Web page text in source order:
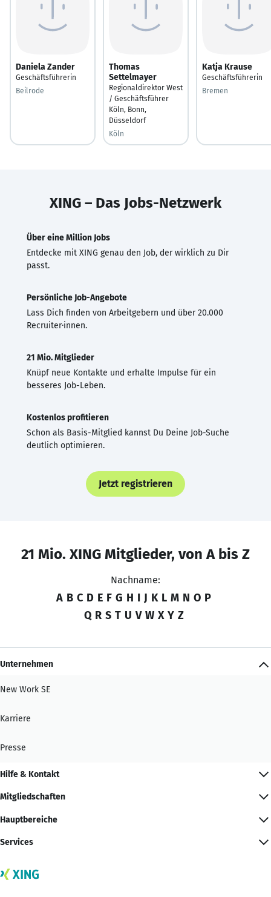
Daniela Zander
Geschäftsführerin
Beilrode
Thomas
Settelmayer
Regionaldirektor West
/ Geschäftsführer
Köln, Bonn,
Düsseldorf
Köln
Katja Krause
Geschäftsführerin
Bremen
XING – Das Jobs-Netzwerk
Über eine Million Jobs
Entdecke mit XING genau den Job, der wirklich zu Dir
passt.
Persönliche Job-Angebote
Lass Dich finden von Arbeitgebern und über 20.000
Recruiter·innen.
21 Mio. Mitglieder
Knüpf neue Kontakte und erhalte Impulse für ein
besseres Job-Leben.
Kostenlos profitieren
Schon als Basis-Mitglied kannst Du Deine Job-Suche
deutlich optimieren.
Jetzt registrieren
21 Mio. XING Mitglieder, von A bis Z
Nachname:
A B C D E F G H I J K L M N O P
Q R S T U V W X Y Z
Unternehmen
New Work SE
Karriere
Presse
Hilfe & Kontakt
Mitgliedschaften
Hauptbereiche
Services